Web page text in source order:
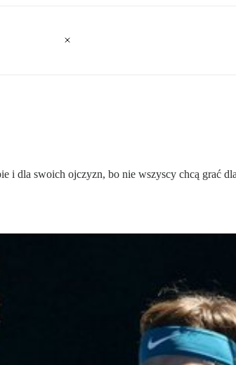
i dla swoich ojczyzn, bo nie wszyscy chcą grać